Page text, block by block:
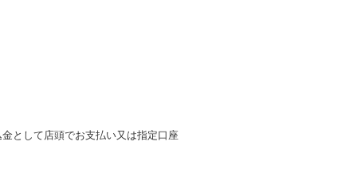
項の予約の取消しとして取
５項の予約の取消しとして
に定める場合を除き、相互に
として店頭でお支払い又は指定口座